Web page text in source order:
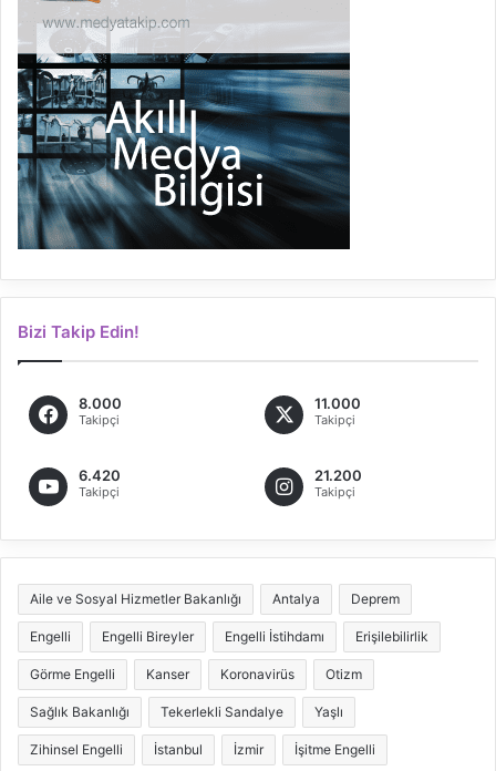
Bizi Takip Edin!
8.000
Takipçi
11.000
Takipçi
6.420
Takipçi
21.200
Takipçi
Aile ve Sosyal Hizmetler Bakanlığı Antalya Deprem
Engelli Engelli Bireyler Engelli İstihdamı Erişilebilirlik
Görme Engelli Kanser Koronavirüs Otizm
Sağlık Bakanlığı Tekerlekli Sandalye Yaşlı
Zihinsel Engelli İstanbul İzmir İşitme Engelli